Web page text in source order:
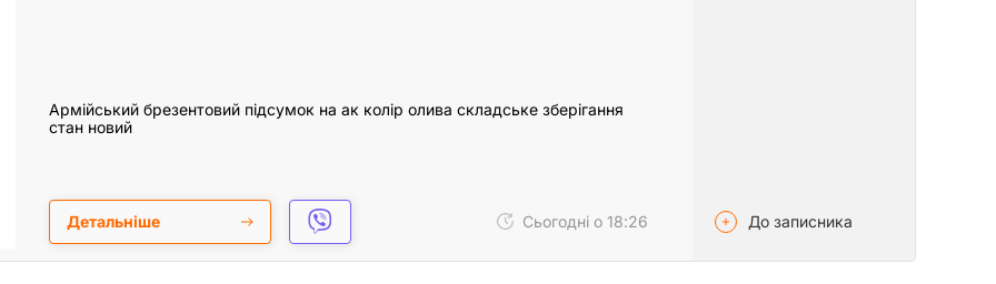
Армійський брезентовий підсумок на ак колір олива складське зберігання
стан новий
Детальніше Сьогодні о 18:26 До записника